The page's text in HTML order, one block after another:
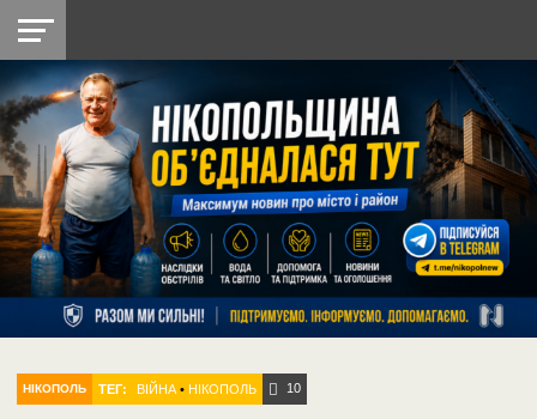
НІКОПОЛЬ
РАЙОН
СІЧЕСЛАВСЬКА
УКРАЇНА
РЕТРО
НІКОПОЛЬ
ЛАЙТ
УКРАЇНА
ДОПОМОГА
РАДІО
НІКОПОЛЬ ТЕГ: ВІЙНА •НІКОПОЛЬ 10